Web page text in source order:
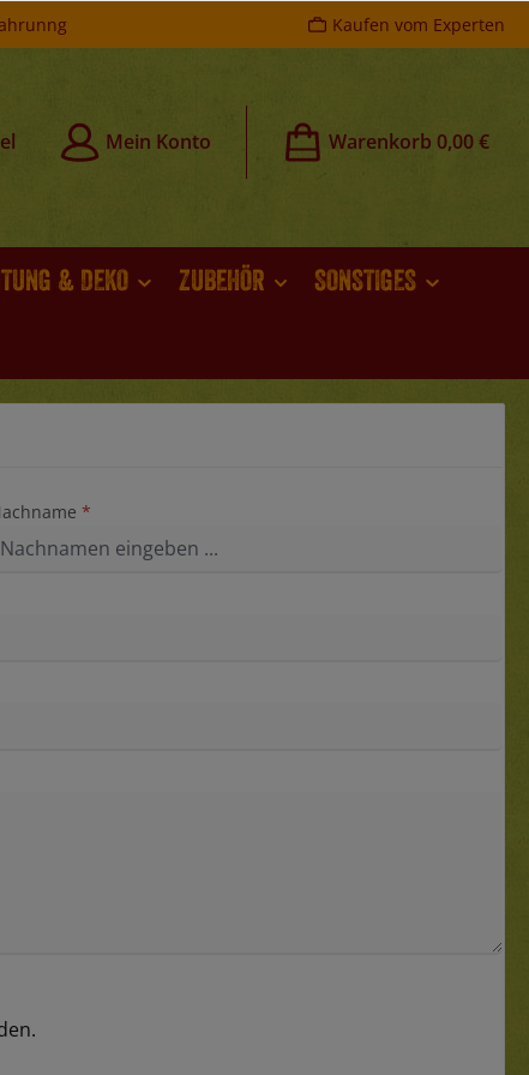
Kaufen vom Experten
Du hast 0 Produkte auf dem Merkzettel
Mein Konto Warenkorb 0,00 €
& DEKO ZUBEHÖR
SONSTIGES
*